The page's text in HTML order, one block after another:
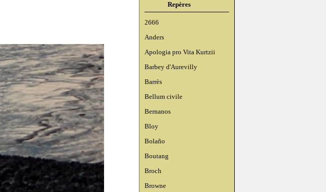
Repères
2666
Anders
Apologia pro Vita Kurtzii
Barbey d'Aurevilly
Barrès
Bellum civile
Bernanos
Bloy
Bolaño
Boutang
Broch
Browne